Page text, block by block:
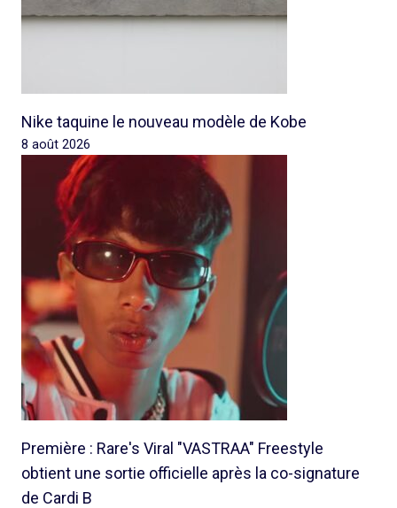
Nike taquine le nouveau modèle de Kobe
8 août 2026
Première : Rare's Viral "VASTRAA" Freestyle
obtient une sortie officielle après la co-signature
de Cardi B